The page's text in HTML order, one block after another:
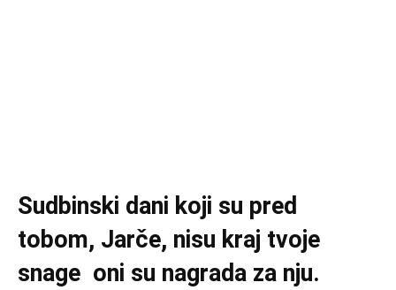
Sudbinski dani koji su pred
tobom, Jarče, nisu kraj tvoje
snage oni su nagrada za nju.